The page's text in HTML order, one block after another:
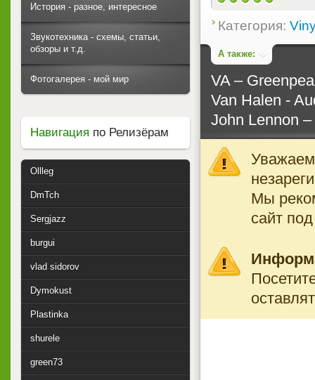
Категория:
А также:
VA –
Van Halen -
John Lennon
Мы
сайт
История - разное, интересное
Звукотехника - схемы, статьи,
обзоры и т.д.
Фотогалерея - мой мир
Навигация по Релизёрам
Ollleg
DmTch
Sergjazz
burgui
vlad sidorov
Dymokust
Plastinka
shurele
green73